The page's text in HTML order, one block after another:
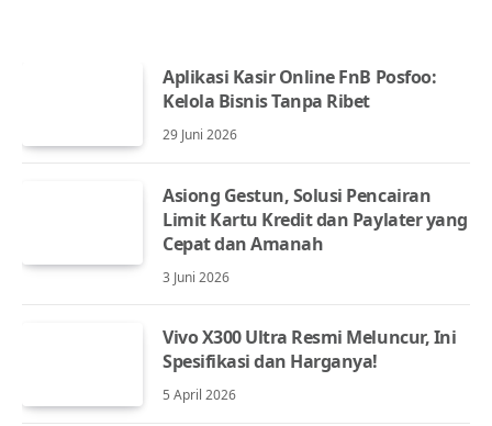
Aplikasi Kasir Online FnB Posfoo:
Kelola Bisnis Tanpa Ribet
29 Juni 2026
Asiong Gestun, Solusi Pencairan
Limit Kartu Kredit dan Paylater yang
Cepat dan Amanah
3 Juni 2026
Vivo X300 Ultra Resmi Meluncur, Ini
Spesifikasi dan Harganya!
5 April 2026